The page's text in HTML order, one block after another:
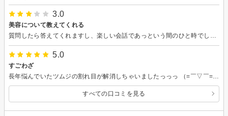
3.0
美容について教えてくれる
5.0
すごわざ
すべての口コミを見る